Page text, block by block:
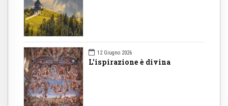
12 Giugno 2026
L'ispirazione è divina